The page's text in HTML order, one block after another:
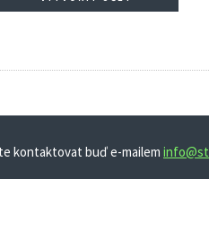
kontaktovat buď e-mailem